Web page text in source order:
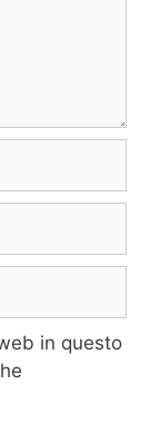
in questo